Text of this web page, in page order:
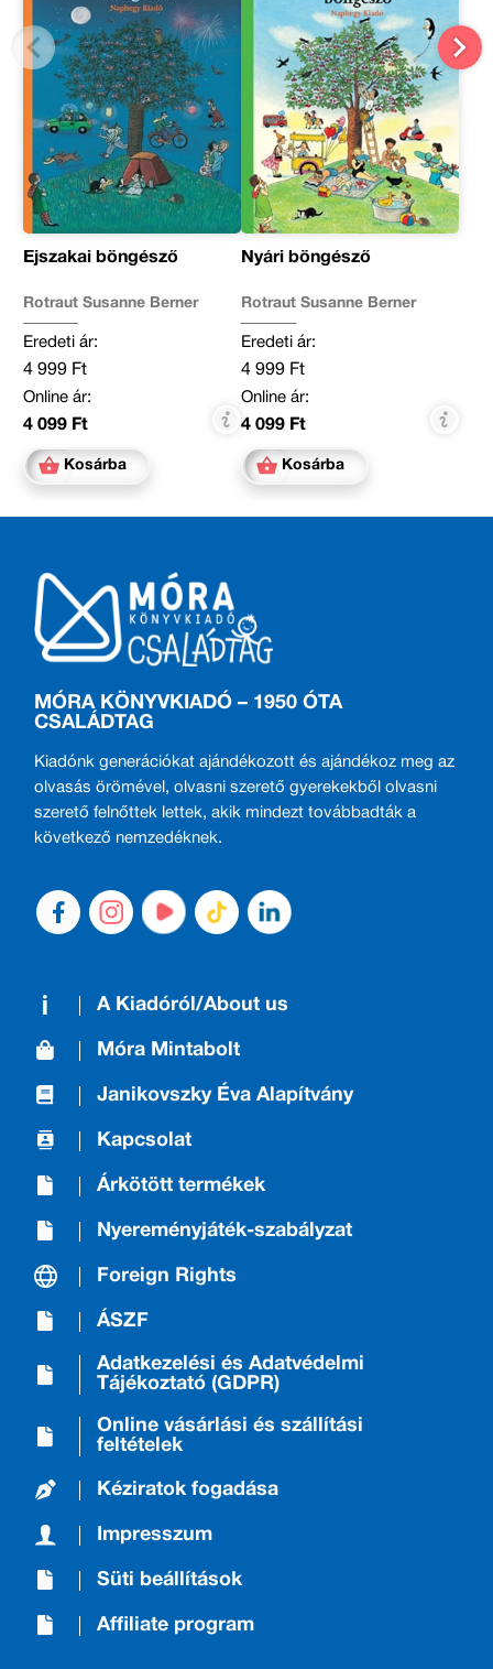
Éjszakai böngésző
Rotraut Susanne Berner
Eredeti ár:
4 999 Ft
Online ár:
4 099 Ft
Kosárba
Nyári böngésző
Rotraut Susanne Berner
Eredeti ár:
4 999 Ft
Online ár:
4 099 Ft
Kosárba
MÓRA KÖNYVKIADÓ – 1950 ÓTA
CSALÁDTAG
Kiadónk generációkat ajándékozott és ajándékoz meg az
olvasás örömével, olvasni szerető gyerekekből olvasni
szerető felnőttek lettek, akik mindezt továbbadták a
következő nemzedéknek.
A Kiadóról/About us
Móra Mintabolt
Janikovszky Éva Alapítvány
Kapcsolat
Árkötött termékek
Nyereményjáték-szabályzat
Foreign Rights
ÁSZF
Adatkezelési és Adatvédelmi
Tájékoztató (GDPR)
Online vásárlási és szállítási
feltételek
Kéziratok fogadása
Impresszum
Süti beállítások
Affiliate program